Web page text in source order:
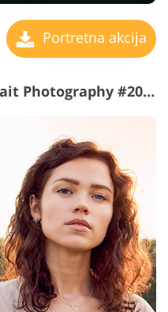
Portretna akcija
Photoshop Actions Portrait Photography #20 "Surface Blur"